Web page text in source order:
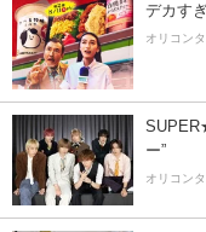
デカす
オリコン
ー”
オリコン